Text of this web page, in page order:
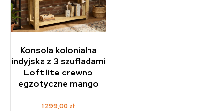
Konsola kolonialna
indyjska z 3 szufladami
Loft lite drewno
egzotyczne mango
1.299,00 zł